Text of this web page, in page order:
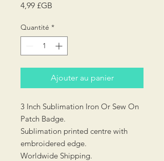
4,99 £GB
Quantité *
Ajouter au panier
3 Inch Sublimation Iron Or Sew On
Patch Badge.
Sublimation printed centre with
embroidered edge.
Worldwide Shipping.